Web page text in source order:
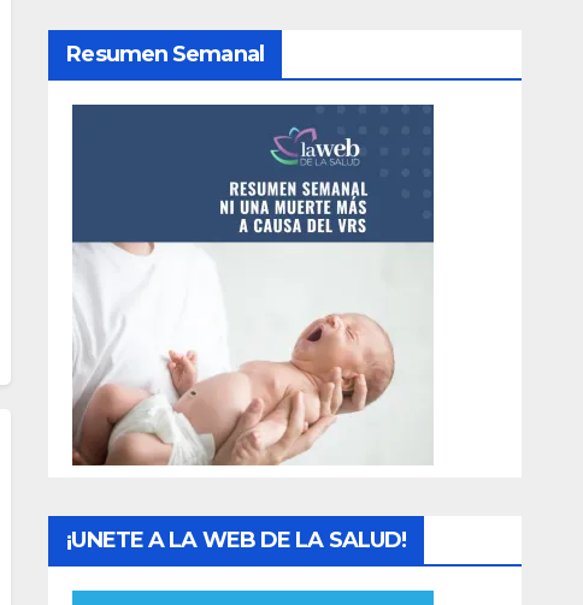
Resumen Semanal
¡UNETE A LA WEB DE LA SALUD!